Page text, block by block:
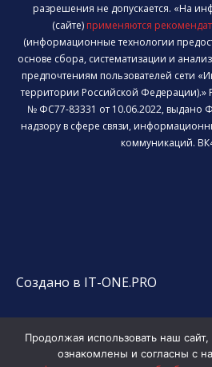
разрешения не допускается. «На
(сайте) применяются
(информационные технологии
основе сбора, систематизации и
предпочтениям пользователей сети
территории Российской Федерации).»
№ ФС77-83331 от 10.06.2022, выдано
надзору в сфере связи,
коммуникаций.
Создано в IT-ONE.PRO
Продолжая использовать наш
ознакомлены и согласны с